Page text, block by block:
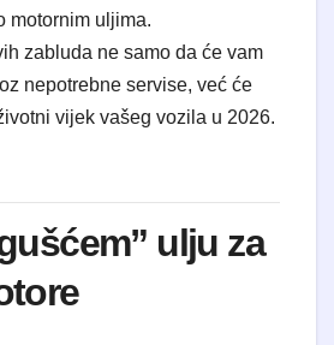
motornim uljima.
zabluda ne samo da će vam
nepotrebne servise, već će
vijek vašeg vozila u 2026.
ulju za